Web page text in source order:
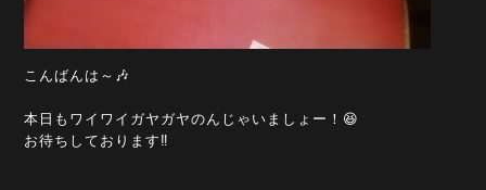
こんばんは～🎶
本日もワイワイガヤガヤのんじゃいましょー！😆
お待ちしております‼️